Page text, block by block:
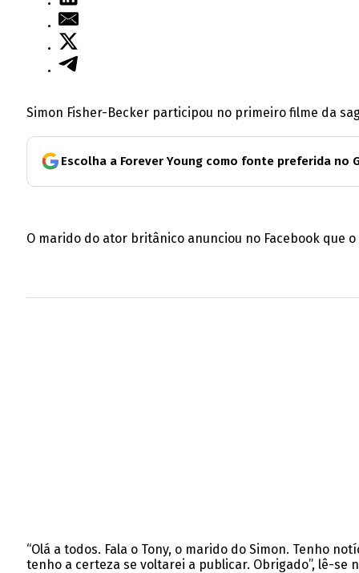
Simon Fisher-Becker participou no primeiro filme da
Escolha a Forever Young como fonte preferida no
O marido do ator britânico anunciou no Facebook que
“Olá a todos. Fala o Tony, o marido do Simon. Tenho
tenho a certeza se voltarei a publicar. Obrigado”, lê-se